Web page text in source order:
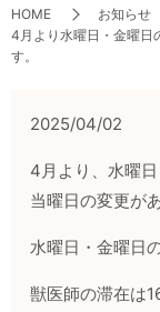
HOME
お知らせ
4月より水曜日・金曜日
す。
2025/04/02
4月より、水曜
当曜日の変更が
水曜日・金曜日
獣医師の滞在は